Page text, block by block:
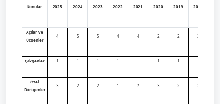
Konular 2025 2024 2023 2022 2021 2020 2019 2018
Açılar ve
Üçgenler
4 5 5 4 4 2 2 3
Çokgenler 1 1 1 1 1 1 1 1
Özel
Dörtgenler
3 2 2 1 2 3 2 2